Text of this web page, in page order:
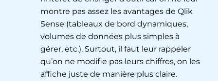
montre pas assez les avantages de Qlik
Sense (tableaux de bord dynamiques,
volumes de données plus simples à
gérer, etc.). Surtout, il faut leur rappeler
qu’on ne modifie pas leurs chiffres, on les
affiche juste de manière plus claire.